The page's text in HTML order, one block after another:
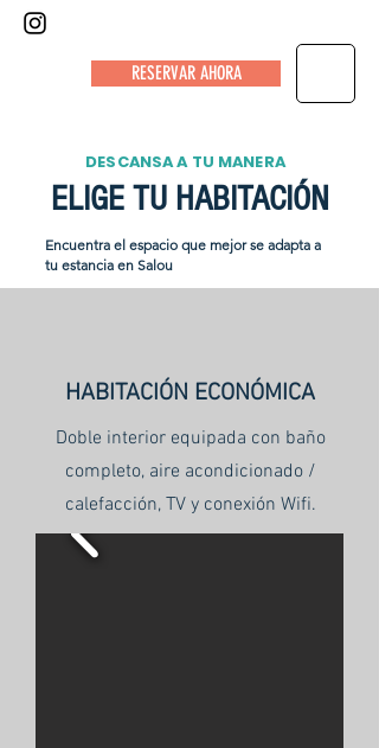
RESERVAR AHORA
DESCANSA A TU MANERA
ELIGE TU HABITACIÓN
Encuentra el espacio que mejor se adapta a
tu estancia en Salou
HABITACIÓN ECONÓMICA
Doble interior equipada con baño
completo, aire acondicionado /
calefacción, TV y conexión Wifi.